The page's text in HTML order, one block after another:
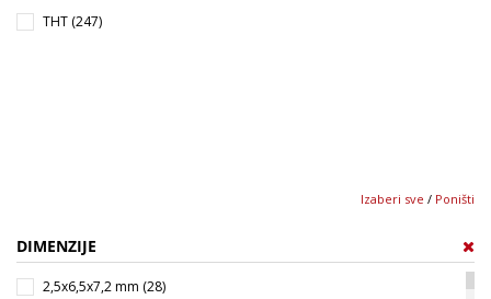
100 nF (21)
150 nF (9)
3.3 µF (5)
4.7 µF (6)
1600 V (8)
THT (247)
Izaberi sve / Poništi
DIMENZIJE
2,5x6,5x7,2 mm (28)